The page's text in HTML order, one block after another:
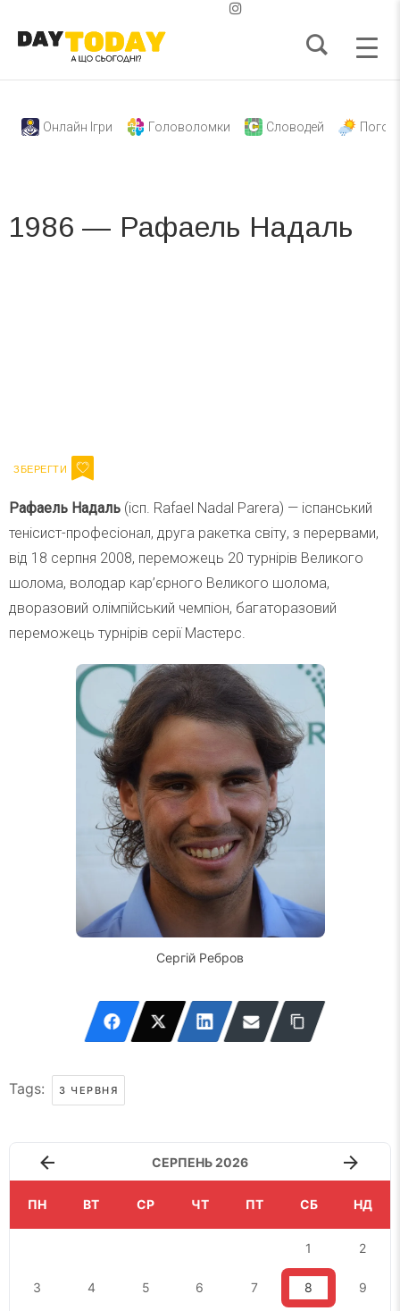
Онлайн Ігри Головоломки Словодей
1986 — Рафаель Надаль
Рафаель Надаль (ісп. Rafael Nadal Parera) — іспанський
тенісист-професіонал, друга ракетка світу, з перервами,
від 18 серпня 2008, переможець 20 турнірів Великого
шолома, володар кар’єрного Великого шолома,
дворазовий олімпійський чемпіон, багаторазовий
переможець турнірів серії Мастерс.
Сергій Ребров
Tags: 3 ЧЕРВНЯ
СЕРПЕНЬ 2026
ПН ВТ СР ЧТ ПТ СБ НД
1 2
3 4 5 6 7 8 9